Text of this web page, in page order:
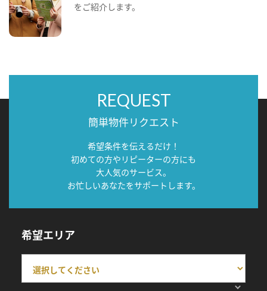
をご紹介します。
REQUEST
簡単物件リクエスト
希望条件を伝えるだけ！
初めての方やリピーターの方にも
大人気のサービス。
お忙しいあなたをサポートします。
希望エリア